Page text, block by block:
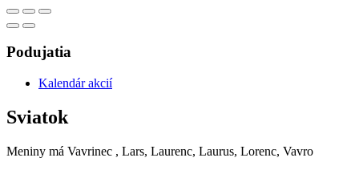
Podujatia
Kalendár akcií
Sviatok
Meniny má Vavrinec , Lars, Laurenc, Laurus, Lorenc, Vavro